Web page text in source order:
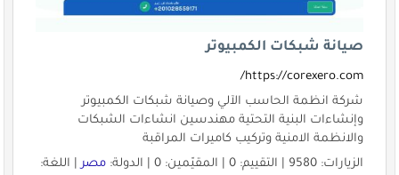
صيانة شبكات الكمبيوتر
https://corexero.com/
شركة انظمة الحاسب الآلي وصيانة شبكات الكمبيوتر
وإنشاءات البنية التحتية مهندسين انشاءات الشبكات
والانظمة الامنية وتركيب كاميرات المراقبة
الزيارات: 9580 | التقييم: 0 | المقيّمين: 0 | الدولة:
مصر| اللغة: